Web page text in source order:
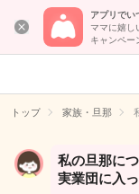
アプリでい
ママに嬉し
キャンペー
トップ 家族・旦那
私の旦那に
実業団に入